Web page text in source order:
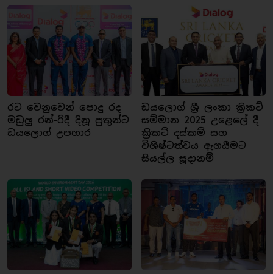
රට වෙනුවෙන් පොදු රද
මඩුලු රන්-රිදී දිනූ පුතුන්ට
ඩයලොග් උපහාර
ඩයලොග් ශ්‍රී ලංකා ක්‍රිකට්
සම්මාන 2025 උළෙලේ දී
ක්‍රිකට් දස්කම් සහ
විශිෂ්ටත්වය ඇගයීමට
සියල්ල සූදානම්